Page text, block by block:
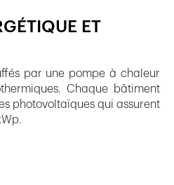
ET
par une pompe à chaleur
Chaque bâtiment
photovoltaïques qui assurent